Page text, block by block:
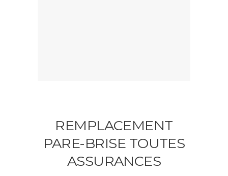
REMPLACEMENT
PARE-BRISE TOUTES
ASSURANCES